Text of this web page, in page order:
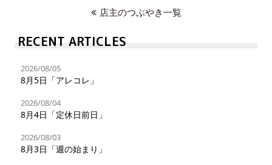
店主のつぶやき一覧
RECENT ARTICLES
2026/08/05
8月5日「アレコレ」
2026/08/04
8月4日「定休日前日」
2026/08/03
8月3日「週の始まり」